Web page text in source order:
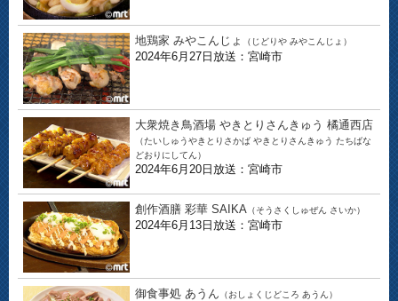
地鶏家 みやこんじょ （じどりや みやこんじょ）
2024年6月27日放送：宮崎市
大衆焼き鳥酒場 やきとりさんきゅう 橘通西店
（たいしゅうやきとりさかば やきとりさんきゅう たちばな
どおりにしてん）
2024年6月20日放送：宮崎市
創作酒膳 彩華 SAIKA （そうさくしゅぜん さいか）
2024年6月13日放送：宮崎市
御食事処 あうん （おしょくじどころ あうん）